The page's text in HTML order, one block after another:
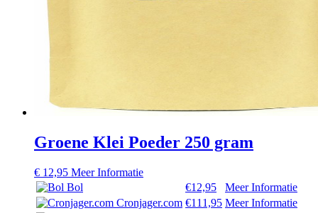
Groene Klei Poeder 250 gram
€ 12,95 Meer Informatie
Bol
€12,95
Meer Informatie
Cronjager.com €111,95 Meer Informatie